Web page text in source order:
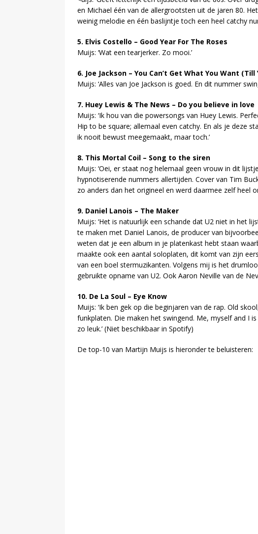
en Michael één van de allergrootsten uit de jaren 80.
weinig melodie en één baslijntje toch een heel catchy
5. Elvis Costello – Good Year For The Roses
Muijs: ‘Wat een tearjerker. Zo mooi.’
6. Joe Jackson – You Can’t Get What You Want
Muijs: ‘Alles van Joe Jackson is goed. En dit nummer
7. Huey Lewis & The News – Do you believe in love
Muijs: ‘Ik hou van die powersongs van Huey Lewis.
Hip to be square; allemaal even catchy. En als je deze
ik nooit bewust meegemaakt, maar toch.’
8. This Mortal Coil – Song to the siren
Muijs: ‘Oei, er staat nog helemaal geen vrouw in dit
hypnotiserende nummers allertijden. Cover van Tim
zo anders dan het origineel en werd daarmee zelf heel
9. Daniel Lanois – The Maker
Muijs: ‘Het is natuurlijk een schande dat U2 niet in het
te maken met Daniel Lanois, de producer van
weten dat je een album in je platenkast hebt staan
maakte ook een aantal soloplaten, dit komt van zijn
van een boel stermuzikanten. Volgens mij is het
gebruikte opname van U2. Ook Aaron Neville van de
10. De La Soul – Eye Know
Muijs: ‘Ik ben gek op die beginjaren van de rap. Old
funkplaten. Die maken het swingend. Me, myself and I
zo leuk.’ (Niet beschikbaar in Spotify)
De top-10 van Martijn Muijs is hieronder te beluisteren: